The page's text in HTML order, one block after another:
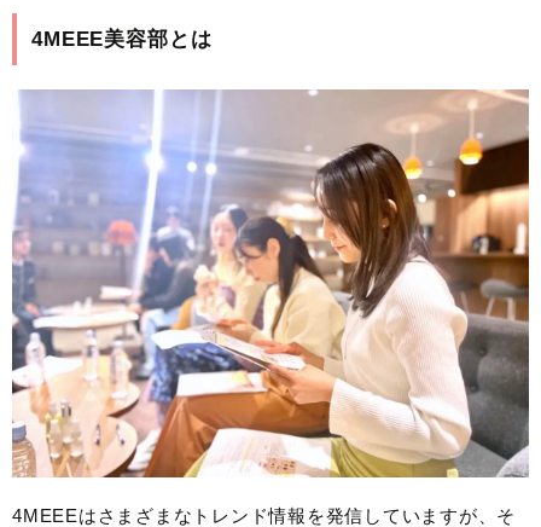
4MEEE美容部とは
4MEEEはさまざまなトレンド情報を発信していますが、そ